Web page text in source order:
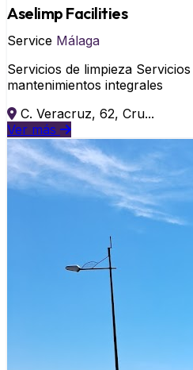
Aselimp Facilities
Service Málaga
Servicios de limpieza
mantenimientos integrales
C. Veracruz, 62, Cru...
Ver más